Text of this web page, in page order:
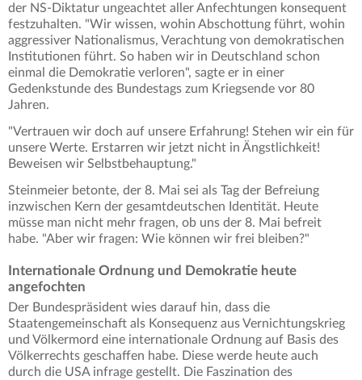
der NS-Diktatur ungeachtet aller Anfechtungen konsequent
festzuhalten. "Wir wissen, wohin Abschottung führt, wohin
aggressiver Nationalismus, Verachtung von demokratischen
Institutionen führt. So haben wir in Deutschland schon
einmal die Demokratie verloren", sagte er in einer
Gedenkstunde des Bundestags zum Kriegsende vor 80
Jahren.
"Vertrauen wir doch auf unsere Erfahrung! Stehen wir ein für
unsere Werte. Erstarren wir jetzt nicht in Ängstlichkeit!
Beweisen wir Selbstbehauptung."
Steinmeier betonte, der 8. Mai sei als Tag der Befreiung
inzwischen Kern der gesamtdeutschen Identität. Heute
müsse man nicht mehr fragen, ob uns der 8. Mai befreit
habe. "Aber wir fragen: Wie können wir frei bleiben?"
Internationale Ordnung und Demokratie heute
angefochten
Der Bundespräsident wies darauf hin, dass die
Staatengemeinschaft als Konsequenz aus Vernichtungskrieg
und Völkermord eine internationale Ordnung auf Basis des
Völkerrechts geschaffen habe. Diese werde heute auch
durch die USA infrage gestellt. Die Faszination des